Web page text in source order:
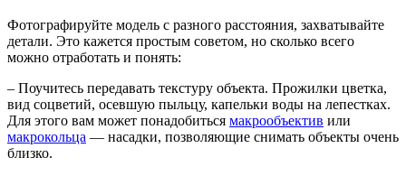
Фотографируйте модель с разного расстояния, захватывайте
детали. Это кажется простым советом, но сколько всего
можно отработать и понять:
– Поучитесь передавать текстуру объекта. Прожилки цветка,
вид соцветий, осевшую пыльцу, капельки воды на лепестках.
Для этого вам может понадобиться макрообъектив или
макрокольца — насадки, позволяющие снимать объекты очень
близко.